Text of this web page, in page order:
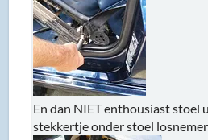
En dan NIET enthousiast stoel
stekkertje onder stoel